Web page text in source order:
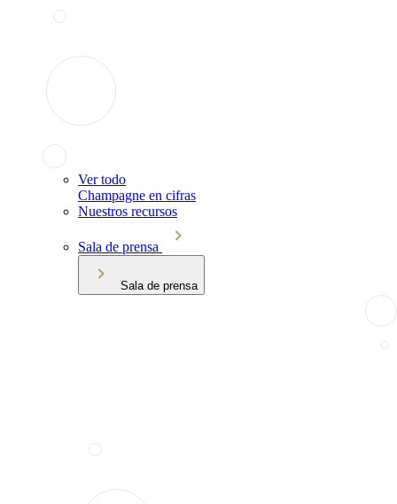
Ver todo
Champagne en cifras
Nuestros recursos
Sala de prensa
Sala de prensa